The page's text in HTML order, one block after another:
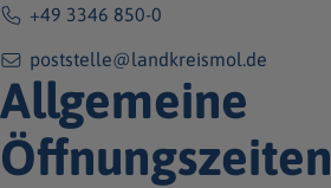
+49 3346 850-0
poststelle@landkreismol.de
Allgemeine
Öffnungszeiten